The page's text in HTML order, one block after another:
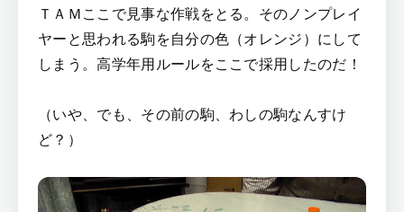
ＴＡＭここで見事な作戦をとる。そのノンプレイ
ヤーと思われる駒を自分の色（オレンジ）にして
しまう。高学年用ルールをここで採用したのだ！
（いや、でも、その前の駒、わしの駒なんすけ
ど？）